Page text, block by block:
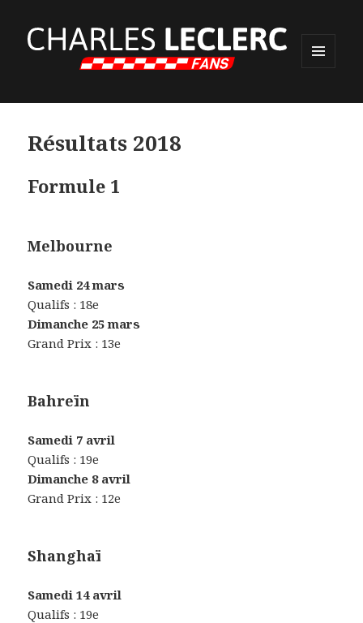
WIDGETS
Résultats 2018
Formule 1
Melbourne
Samedi 24 mars
Qualifs : 18e
Dimanche 25 mars
Grand Prix : 13e
Bahreïn
Samedi 7 avril
Qualifs : 19e
Dimanche 8 avril
Grand Prix : 12e
Shanghaï
Samedi 14 avril
Qualifs : 19e